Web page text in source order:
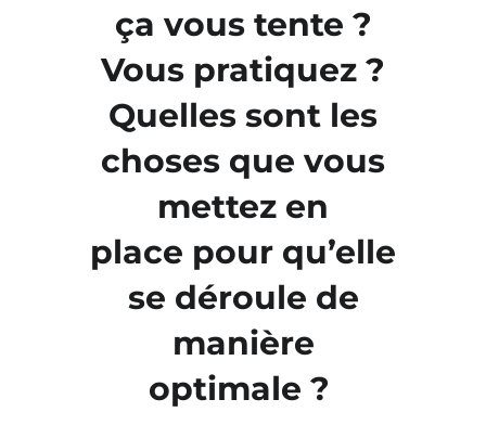
ça vous tente ?
Vous pratiquez ?
Quelles sont les
choses que vous
mettez en
place pour qu’elle
se déroule de
manière
optimale ?